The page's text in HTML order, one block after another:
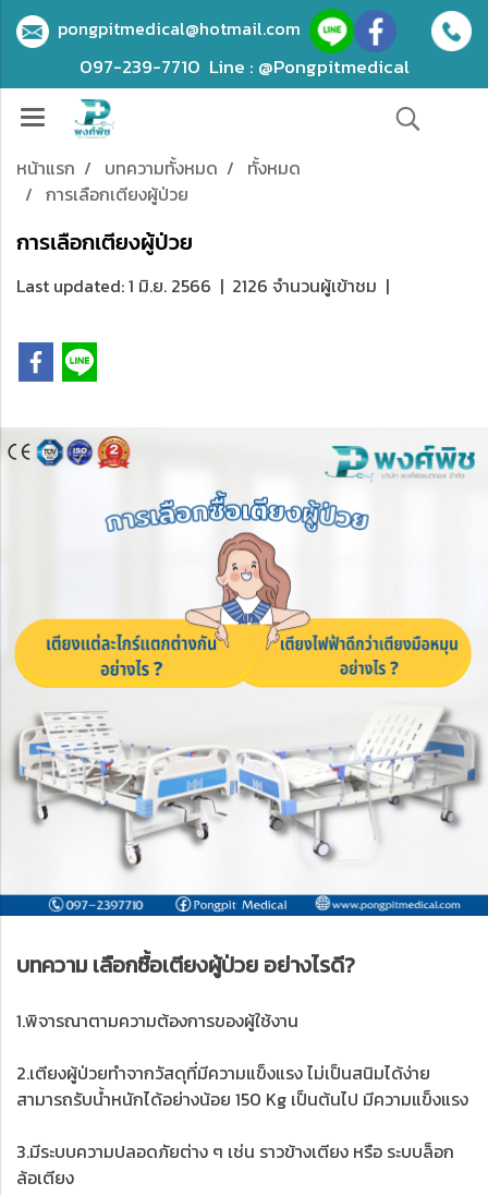
pongpitmedical@hotmail.com
097-239-7710 Line : @Pongpitmedical
หน้าแรก บทความทั้งหมด
ทั้งหมด
การเลือกเตียงผู้ป่วย
การเลือกเตียงผู้ป่วย
Last updated: 1 มิ.ย. 2566 | 2126 จำนวนผู้เข้าชม |
บทความ เลือกซื้อเตียงผู้ป่วย อย่างไรดี?
1.พิจารณาตามความต้องการของผู้ใช้งาน
2.เตียงผู้ป่วยทำจากวัสดุที่มีความแข็งแรง ไม่เป็นสนิมได้ง่าย
สามารถรับน้ำหนักได้อย่างน้อย 150 Kg เป็นต้นไป มีความแข็งแรง
3.มีระบบความปลอดภัยต่าง ๆ เช่น ราวข้างเตียง หรือ ระบบล็อก
ล้อเตียง